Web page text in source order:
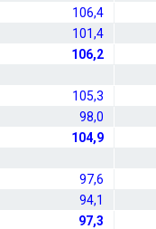
106,4
101,4
106,2
105,3
98,0
104,9
97,6
94,1
97,3